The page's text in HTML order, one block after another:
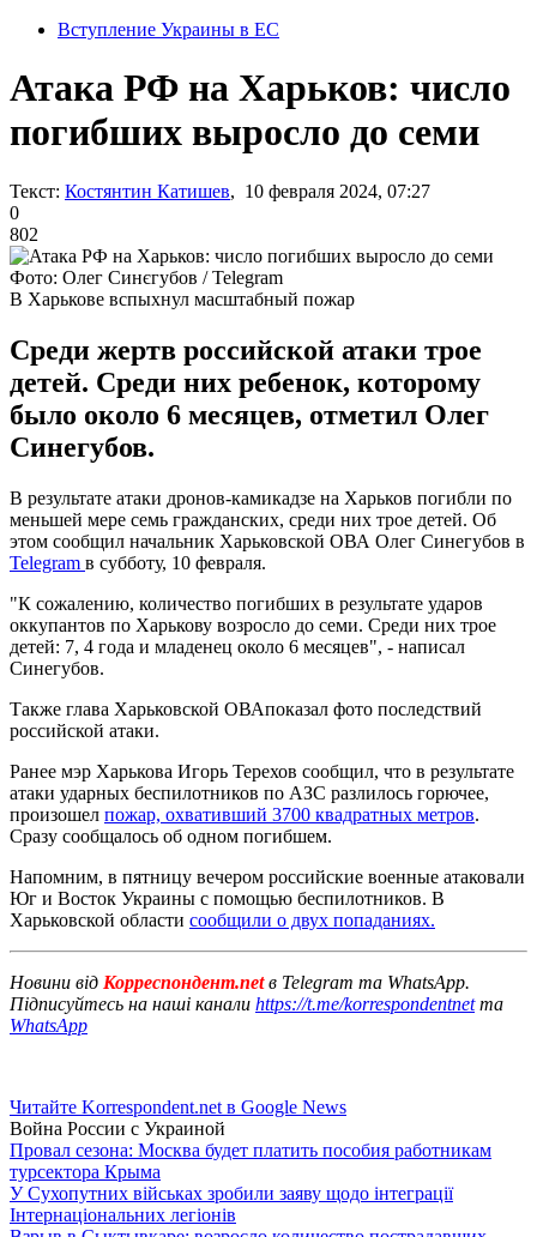
Вступление Украины в ЕС
Атака РФ на Харьков: число
погибших выросло до семи
Текст: Костянтин Катишев, 10 февраля 2024, 07:27
0
802
Фото: Олег Синєгубов / Telegram
В Харькове вспыхнул масштабный пожар
Среди жертв российской атаки трое
детей. Среди них ребенок, которому
было около 6 месяцев, отметил Олег
Синегубов.
В результате атаки дронов-камикадзе на Харьков погибли по
меньшей мере семь гражданских, среди них трое детей. Об
этом сообщил начальник Харьковской ОВА Олег Синегубов в
Telegram в субботу, 10 февраля.
"К сожалению, количество погибших в результате ударов
оккупантов по Харькову возросло до семи. Среди них трое
детей: 7, 4 года и младенец около 6 месяцев", - написал
Синегубов.
Также глава Харьковской ОВАпоказал фото последствий
российской атаки.
Ранее мэр Харькова Игорь Терехов сообщил, что в результате
атаки ударных беспилотников по АЗС разлилось горючее,
произошел пожар, охвативший 3700 квадратных метров.
Сразу сообщалось об одном погибшем.
Напомним, в пятницу вечером российские военные атаковали
Юг и Восток Украины с помощью беспилотников. В
Харьковской области сообщили о двух попаданиях.
Новини від Корреспондент.netв Telegram та WhatsApp.
Підписуйтесь на наші канали https://t.me/korrespondentnetта
WhatsApp
Читайте Korrespondent.net в Google News
Война России с Украиной
Провал сезона: Москва будет платить пособия работникам
турсектора Крыма
У Сухопутних військах зробили заяву щодо інтеграції
Інтернаціональних легіонів